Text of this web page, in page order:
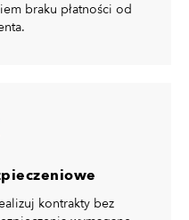
braku płatności od
kontrakty bez